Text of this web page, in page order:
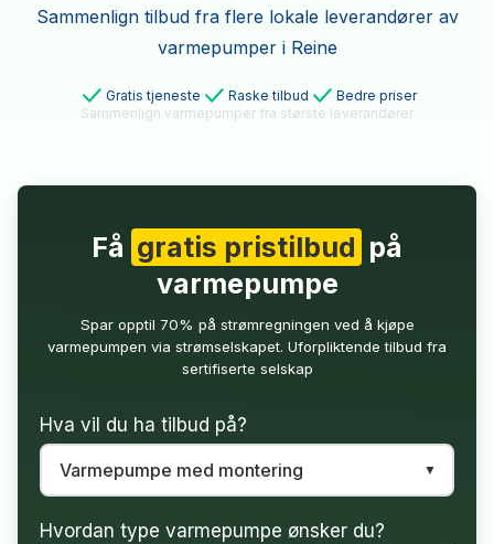
Sammenlign tilbud fra flere lokale leverandører av
varmepumper i Reine
Gratis tjeneste Raske tilbud
Bedre priser
Sammenlign varmepumper fra største leverandører
Få gratis pristilbud på
varmepumpe
Spar opptil 70% på strømregningen ved å kjøpe
varmepumpen via strømselskapet. Uforpliktende tilbud fra
sertifiserte selskap
Hva vil du ha tilbud på?
Hvordan type varmepumpe ønsker du?